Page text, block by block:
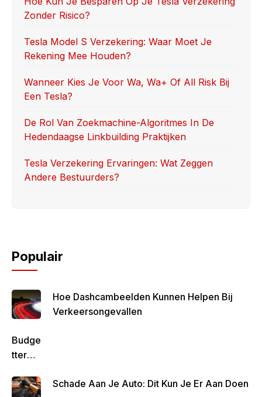
o
k
n
Zonder Risico?
Tesla Model S Verzekering: Waar Moet Je
Rekening Mee Houden?
Wanneer Kies Je Voor Wa, Wa+ Of All Risk Bij
Een Tesla?
De Rol Van Zoekmachine-Algoritmes In De
Hedendaagse Linkbuilding Praktijken
Tesla Verzekering Ervaringen: Wat Zeggen
Andere Bestuurders?
Populair
Hoe Dashcambeelden Kunnen Helpen Bij
Verkeersongevallen
Budge
Tteren
Belan
Schade Aan Je Auto: Dit Kun Je Er Aan Doen